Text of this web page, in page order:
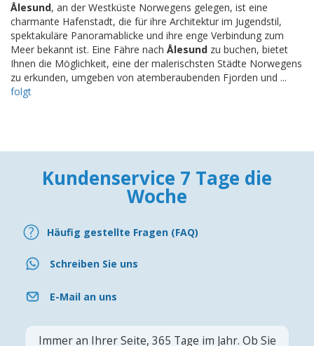
Ålesund, an der Westküste Norwegens gelegen, ist eine
charmante Hafenstadt, die für ihre Architektur im Jugendstil,
spektakuläre Panoramablicke und ihre enge Verbindung zum
Meer bekannt ist. Eine Fähre nach Ålesund zu buchen, bietet
Ihnen die Möglichkeit, eine der malerischsten Städte Norwegens
zu erkunden, umgeben von atemberaubenden Fjorden und ...
folgt
Kundenservice 7 Tage die
Woche
Häufig gestellte Fragen (FAQ)
Schreiben Sie uns
E-Mail an uns
Immer an Ihrer Seite, 365 Tage im Jahr. Ob Sie